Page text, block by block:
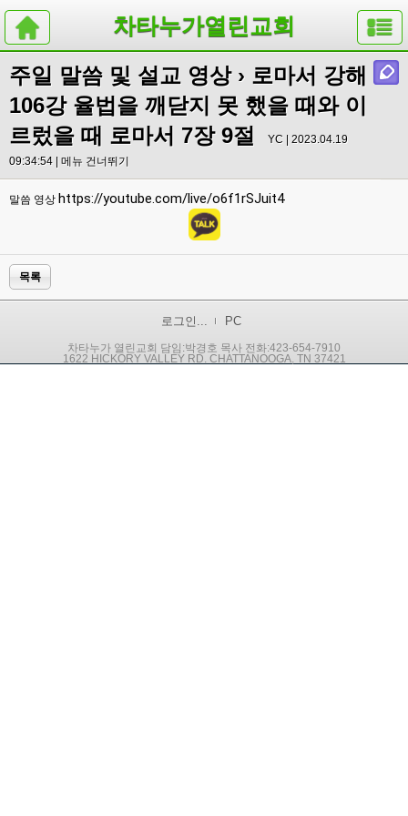
차타누가열린교회
주일 말씀 및 설교 영상› 로마서 강해
106강 율법을 깨닫지 못 했을 때와 이
르렀을 때 로마서 7장 9절
YC | 2023.04.19
09:34:54 | 메뉴 건너뛰기
말씀 영상 https://youtube.com/live/o6f1rSJuit4
목록
로그인... PC
차타누가 열린교회 담임:박경호 목사 전화:423-654-7910
1622 HICKORY VALLEY RD. CHATTANOOGA, TN 37421